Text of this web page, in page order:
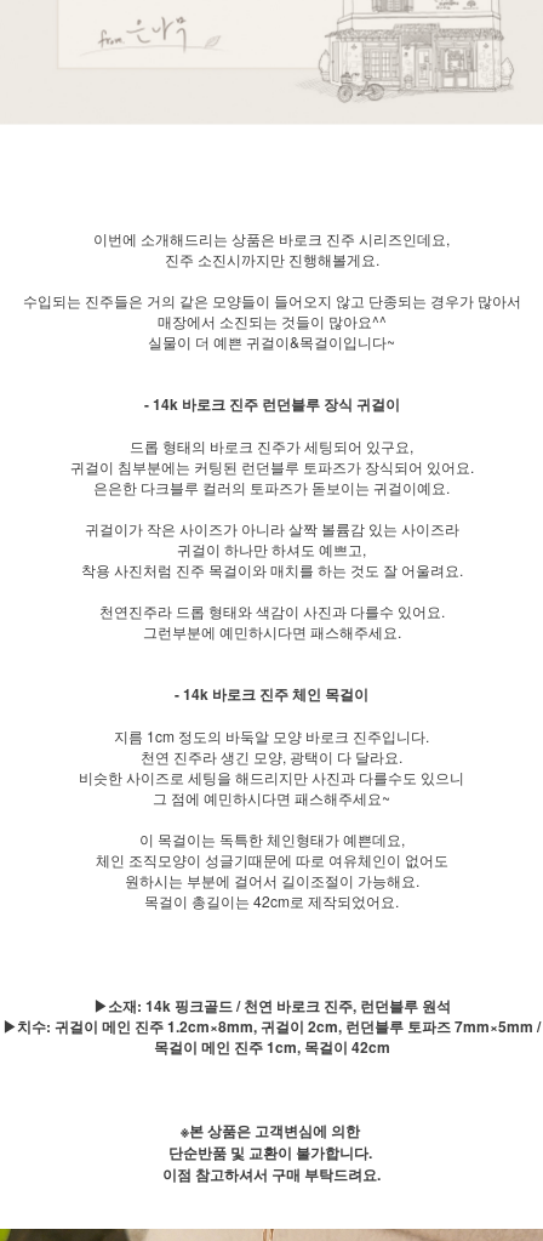
이번에 소개해드리는 상품은 바로크 진주 시리즈인데요,
진주 소진시까지만 진행해볼게요.
수입되는 진주들은 거의 같은 모양들이 들어오지 않고 단종되는 경우가 많아서
매장에서 소진되는 것들이 많아요^^
실물이 더 예쁜 귀걸이&목걸이입니다~
- 14k 바로크 진주 런던블루 장식 귀걸이
드롭 형태의 바로크 진주가 세팅되어 있구요,
귀걸이 침부분에는 커팅된 런던블루 토파즈가 장식되어 있어요.
은은한 다크블루 컬러의 토파즈가 돋보이는 귀걸이예요.
귀걸이가 작은 사이즈가 아니라 살짝 볼륨감 있는 사이즈라
귀걸이 하나만 하셔도 예쁘고,
착용 사진처럼 진주 목걸이와 매치를 하는 것도 잘 어울려요.
천연진주라 드롭 형태와 색감이 사진과 다를수 있어요.
그런부분에 예민하시다면 패스해주세요.
- 14k 바로크 진주 체인 목걸이
지름 1cm 정도의 바둑알 모양 바로크 진주입니다.
천연 진주라 생긴 모양, 광택이 다 달라요.
비슷한 사이즈로 세팅을 해드리지만 사진과 다를수도 있으니
그 점에 예민하시다면 패스해주세요~
이 목걸이는 독특한 체인형태가 예쁜데요,
체인 조직모양이 성글기때문에 따로 여유체인이 없어도
원하시는 부분에 걸어서 길이조절이 가능해요.
목걸이 총길이는 42cm로 제작되었어요.
▶소재: 14k 핑크골드 / 천연 바로크 진주, 런던블루 원석
▶치수: 귀걸이 메인 진주 1.2cm×8mm, 귀걸이 2cm, 런던블루 토파즈 7mm×5mm /
목걸이 메인 진주 1cm, 목걸이 42cm
※본 상품은 고객변심에 의한
단순반품 및 교환이 불가합니다.
이점 참고하셔서 구매 부탁드려요.